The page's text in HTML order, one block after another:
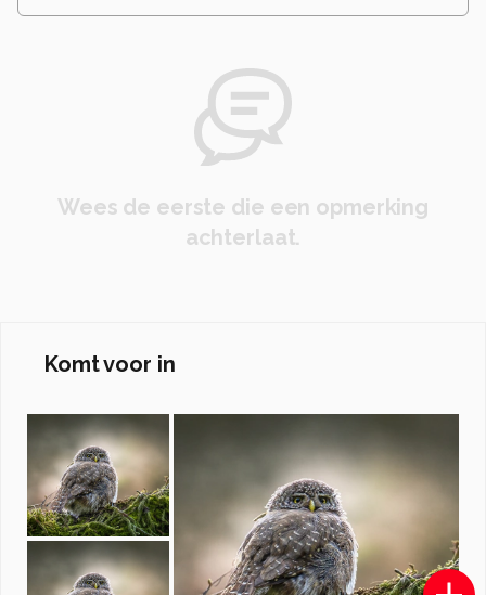
Wees de eerste die een opmerking
achterlaat.
Komt voor in